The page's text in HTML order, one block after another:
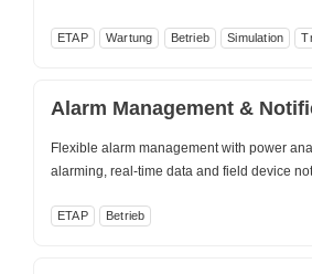
ETAP Wartung Betrieb Simulation
Alarm Management &
Flexible alarm management with power
alarming, real-time data and field device
ETAP Betrieb